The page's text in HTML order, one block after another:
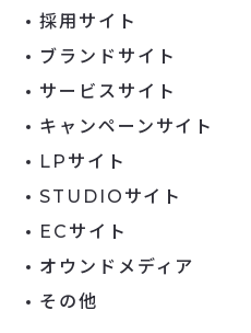
採用サイト
ブランドサイト
サービスサイト
キャンペーンサイト
LPサイト
STUDIOサイト
ECサイト
オウンドメディア
その他